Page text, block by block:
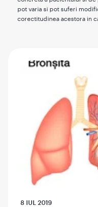
pot varia si pot suferi
corectitudinea acestora in
8 IUL 2019